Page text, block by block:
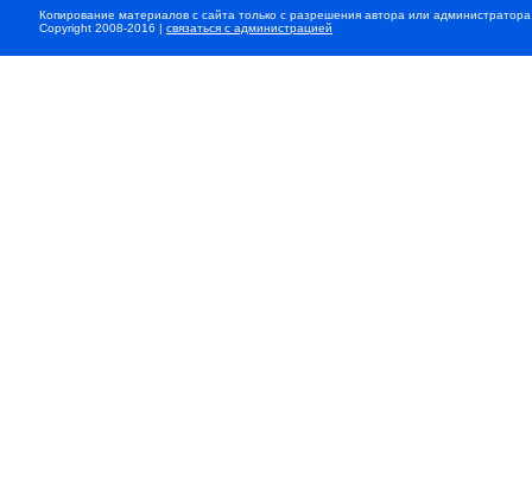
Копирование материалов с сайта только с разрешения автора или
Copyright 2008-2016 | связаться с администрацией